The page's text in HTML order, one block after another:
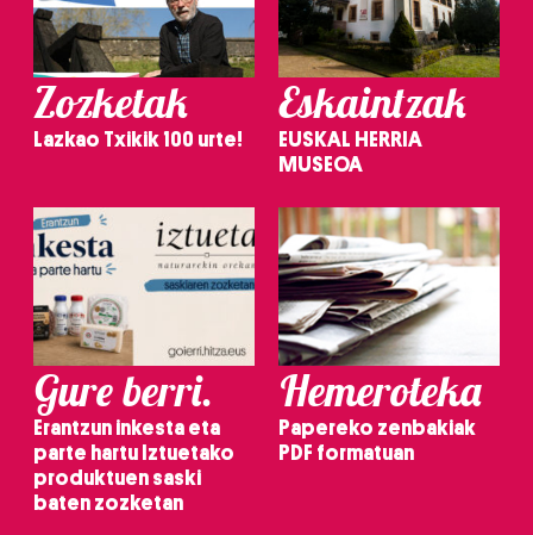
Zozketak
Lazkao Txikik 100 urte!
Eskaintzak
EUSKAL HERRIA
MUSEOA
Gure berri.
Erantzun inkesta eta
parte hartu Iztuetako
produktuen saski
baten zozketan
Hemeroteka
Papereko zenbakiak
PDF formatuan